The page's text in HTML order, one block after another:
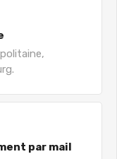
par mail